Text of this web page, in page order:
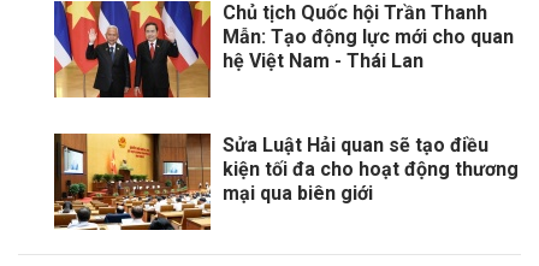
Chủ tịch Quốc hội Trần Thanh
Mẫn: Tạo động lực mới cho quan
hệ Việt Nam - Thái Lan
Sửa Luật Hải quan sẽ tạo điều
kiện tối đa cho hoạt động thương
mại qua biên giới